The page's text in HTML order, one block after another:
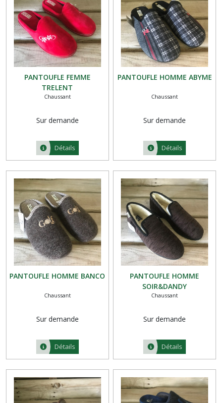
PANTOUFLE FEMME
TRELENT
Chaussant
Sur demande
Détails
PANTOUFLE HOMME ABYME
Chaussant
Sur demande
Détails
PANTOUFLE HOMME BANCO
Chaussant
Sur demande
Détails
PANTOUFLE HOMME
SOIR&DANDY
Chaussant
Sur demande
Détails